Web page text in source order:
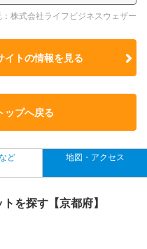
株式会社ライフビジネスウェザー
イトの情報を見る
ップへ戻る
ど 地図・アクセス
を探す【京都府】